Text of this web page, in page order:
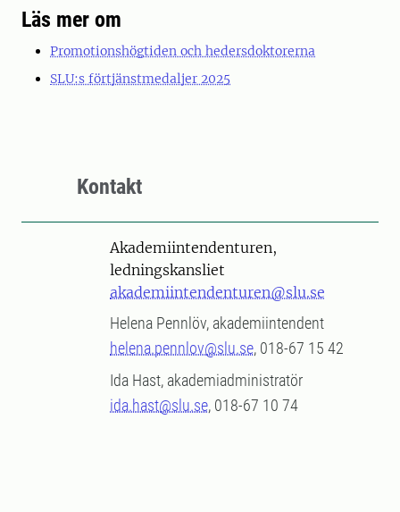
Läs mer om
Promotionshögtiden och hedersdoktorerna
SLU:s förtjänstmedaljer 2025
Kontakt
Akademiintendenturen,
ledningskansliet
akademiintendenturen@slu.se
Helena Pennlöv, akademiintendent
helena.pennlov@slu.se, 018-67 15 42
Ida Hast, akademiadministratör
ida.hast@slu.se, 018-67 10 74